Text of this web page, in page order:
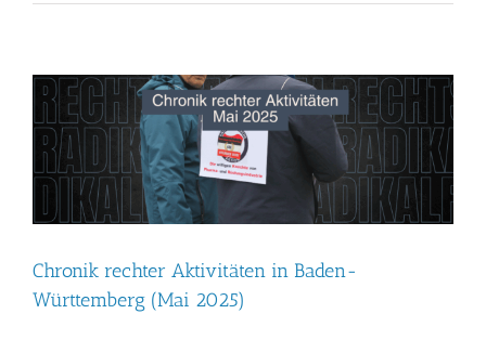
Chronik rechter Aktivitäten in Baden-
Württemberg (Mai 2025)